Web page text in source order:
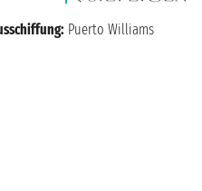
Puerto Williams